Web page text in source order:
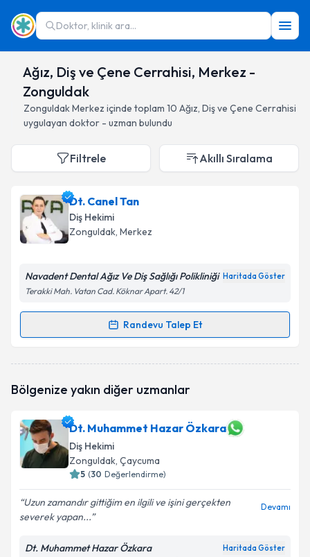
Doktor, klinik ara...
Ağız, Diş ve Çene Cerrahisi, Merkez -
Zonguldak
ZonguldakMerkez içinde toplam 10 Ağız, Diş ve Çene Cerrahisi
uygulayan doktor - uzman bulundu
Filtrele Akıllı Sıralama
Dt. Canel Tan
Diş Hekimi
Zonguldak, Merkez
Navadent Dental Ağız Ve Diş Sağlığı Polikliniği Haritada Göster
Terakki Mah. Vatan Cad. Köknar Apart. 42/1
Randevu Talep Et
Randevu Takvimi Talebi
Size bu uzmandan randevu almanız için bir takvim
E-posta Adresiniz
Kişisel verilerimin işlenmesine ilişkinAydınlatma
Metni 'ni okudum ve kişisel verilerimin belirtilen
Bölgenize yakın diğer uzmanlar
Dt. Muhammet Hazar Özkara
Diş Hekimi
Zonguldak, Çaycuma
5 (30 Değerlendirme)
Uzun zamandır gittiğim en ilgili ve işini gerçekten
severek yapan...
Devamı
Dt. Muhammet Hazar Özkara Haritada Göster